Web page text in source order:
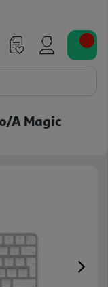
a Magic